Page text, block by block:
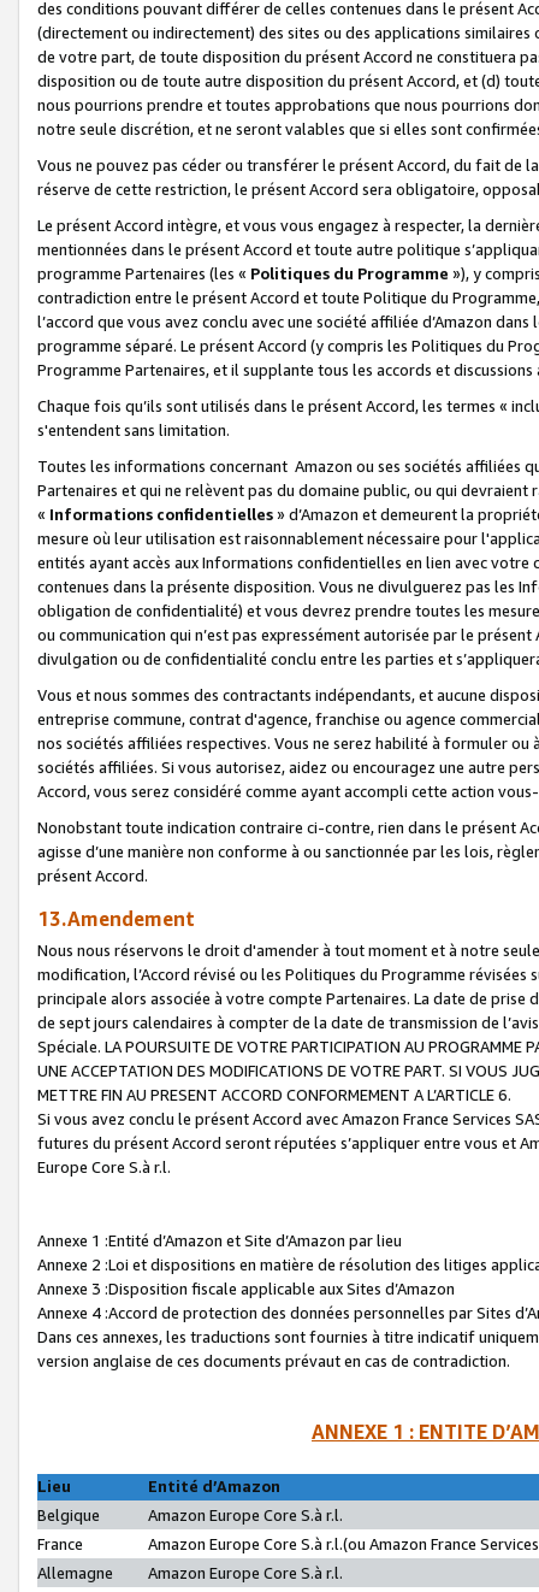
des conditions pouvant différer de celles contenues dans le présent
(directement ou indirectement) des sites ou des applications
de votre part, de toute disposition du présent Accord ne constituera
disposition ou de toute autre disposition du présent Accord, et (d)
nous pourrions prendre et toutes approbations que nous pourrions
notre seule discrétion, et ne seront valables que si elles sont
Vous ne pouvez pas céder ou transférer le présent Accord, du fait de
réserve de cette restriction, le présent Accord sera obligatoire,
Le présent Accord intègre, et vous vous engagez à respecter, la
mentionnées dans le présent Accord et toute autre politique
programme Partenaires (les « Politiques du Programme »), y
contradiction entre le présent Accord et toute Politique du
l’accord que vous avez conclu avec une société affiliée d’Amazon
programme séparé. Le présent Accord (y compris les Politiques du
Programme Partenaires, et il supplante tous les accords et discussions
Chaque fois qu’ils sont utilisés dans le présent Accord, les termes «
s'entendent sans limitation.
Toutes les informations concernant Amazon ou ses sociétés affiliées
Partenaires et qui ne relèvent pas du domaine public, ou qui
« Informations confidentielles» d’Amazon et demeurent la
mesure où leur utilisation est raisonnablement nécessaire pour
entités ayant accès aux Informations confidentielles en lien avec
contenues dans la présente disposition. Vous ne divulguerez pas les
obligation de confidentialité) et vous devrez prendre toutes les
ou communication qui n’est pas expressément autorisée par le
divulgation ou de confidentialité conclu entre les parties et
Vous et nous sommes des contractants indépendants, et aucune
entreprise commune, contrat d'agence, franchise ou agence
nos sociétés affiliées respectives. Vous ne serez habilité à formuler
sociétés affiliées. Si vous autorisez, aidez ou encouragez une autre
Accord, vous serez considéré comme ayant accompli cette action
Nonobstant toute indication contraire ci-contre, rien dans le présent
agisse d’une manière non conforme à ou sanctionnée par les lois,
présent Accord.
13.Amendement
Nous nous réservons le droit d'amender à tout moment et à notre
modification, l’Accord révisé ou les Politiques du Programme
principale alors associée à votre compte Partenaires. La date de
de sept jours calendaires à compter de la date de transmission de
Spéciale. LA POURSUITE DE VOTRE PARTICIPATION AU PROGRAMME
UNE ACCEPTATION DES MODIFICATIONS DE VOTRE PART. SI VOUS
METTRE FIN AU PRESENT ACCORD CONFORMEMENT A L’ARTICLE 6.
Si vous avez conclu le présent Accord avec Amazon France Services
futures du présent Accord seront réputées s’appliquer entre vous et
Europe Core S.à r.l.
Annexe 1 :Entité d’Amazon et Site d’Amazon par lieu
Annexe 2 :Loi et dispositions en matière de résolution des litiges
Annexe 3 :Disposition fiscale applicable aux Sites d’Amazon
Annexe 4 :Accord de protection des données personnelles par Sites
Dans ces annexes, les traductions sont fournies à titre indicatif
version anglaise de ces documents prévaut en cas de contradiction.
ANNEXE 1 : ENTITE
Lieu
Entité d’Amazon
Belgique
Amazon Europe Core S.à r.l.
France
Amazon Europe Core S.à r.l.(ou Amazon France
Allemagne
Amazon Europe Core S.à r.l.